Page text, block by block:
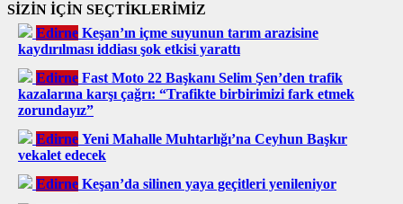
SİZİN İÇİN SEÇTİKLERİMİZ
Edirne Keşan’ın içme suyunun tarım arazisine
kaydırılması iddiası şok etkisi yarattı
Edirne Fast Moto 22 Başkanı Selim Şen’den trafik
kazalarına karşı çağrı: “Trafikte birbirimizi fark etmek
zorundayız”
Edirne Yeni Mahalle Muhtarlığı’na Ceyhun Başkır
vekalet edecek
Edirne Keşan’da silinen yaya geçitleri yenileniyor